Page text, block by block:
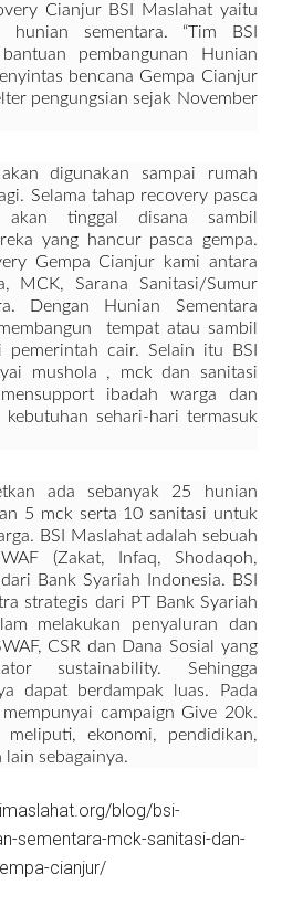
Cianjur BSI Maslahat yaitu
sementara. “Tim BSI
pembangunan Hunian
bencana Gempa Cianjur
pengungsian sejak November
digunakan sampai rumah
Selama tahap recovery pasca
tinggal disana sambil
yang hancur pasca gempa.
Gempa Cianjur kami antara
MCK, Sarana Sanitasi/Sumur
Dengan Hunian Sementara
tempat atau sambil
pemerintah cair. Selain itu BSI
mushola , mck dan sanitasi
ibadah warga dan
sehari-hari termasuk
ada sebanyak 25 hunian
5 mck serta 10 sanitasi untuk
BSI Maslahat adalah sebuah
(Zakat, Infaq, Shodaqoh,
Bank Syariah Indonesia. BSI
strategis dari PT Bank Syariah
melakukan penyaluran dan
CSR dan Dana Sosial yang
sustainability. Sehingga
dapat berdampak luas. Pada
campaign Give 20k.
meliputi, ekonomi, pendidikan,
lain sebagainya.
blog/bsi-
sementara-mck-sanitasi-dan-
cianjur/